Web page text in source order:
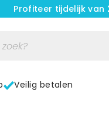
Profiteer tijdelijk van
Veilig betalen